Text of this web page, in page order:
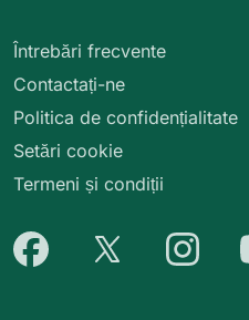
Întrebări frecvente
Contactați-ne
Politica de confidențialitate
Setări cookie
Termeni și condiții